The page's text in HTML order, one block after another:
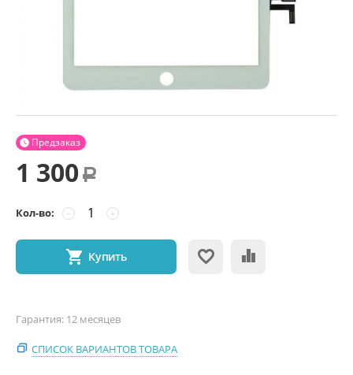
Предзаказ

1 300 Р
Кол-во: +
−
Купить
Гарантия: 12 месяцев
СПИСОК ВАРИАНТОВ ТОВАРА